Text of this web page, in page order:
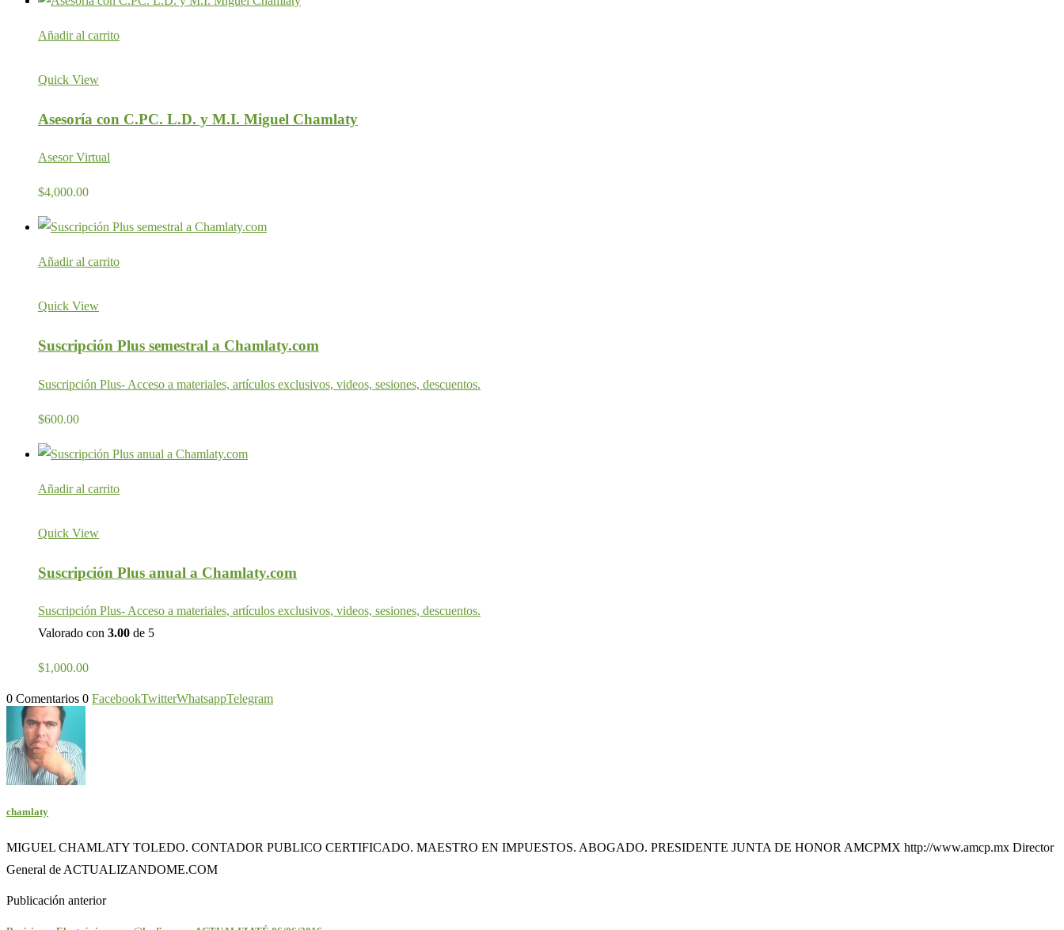
Añadir al carrito
Quick View
Asesoría con C.PC. L.D. y M.I. Miguel Chamlaty
Asesor Virtual
$4,000.00
Añadir al carrito
Quick View
Suscripción Plus semestral a Chamlaty.com
Suscripción Plus- Acceso a materiales, artículos exclusivos, videos, sesiones, descuentos.
$600.00
Añadir al carrito
Quick View
Suscripción Plus anual a Chamlaty.com
Suscripción Plus- Acceso a materiales, artículos exclusivos, videos, sesiones, descuentos.
Valorado con 3.00 de 5
$1,000.00
0 Comentarios 0 FacebookTwitterWhatsappTelegram
chamlaty
MIGUEL CHAMLATY TOLEDO. CONTADOR PUBLICO CERTIFICADO. MAESTRO EN IMPUESTOS. ABOGADO. PRESIDENTE JUNTA DE HONOR AMCPMX http://www.amcp.mx Director
General de ACTUALIZANDOME.COM
Publicación anterior